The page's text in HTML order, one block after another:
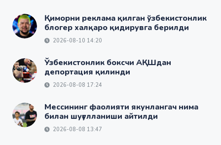
Қиморни реклама қилган ўзбекистонлик
блогер халқаро қидирувга берилди
2026-08-10 14:20
Ўзбекистонлик боксчи АҚШдан
депортация қилинди
2026-08-08 17:24
Мессининг фаолияти якунлангач нима
билан шуғулланиши айтилди
2026-08-08 13:47